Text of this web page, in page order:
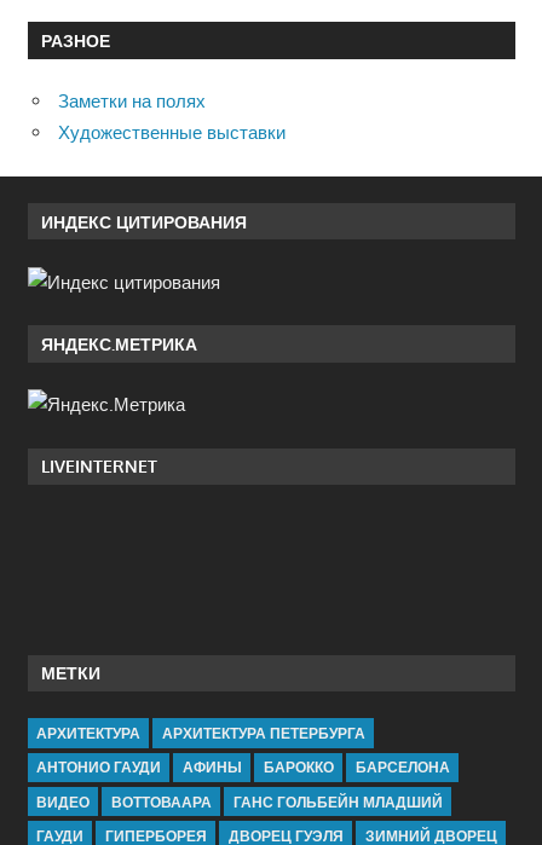
РАЗНОЕ
Заметки на полях
Художественные выставки
ИНДЕКС ЦИТИРОВАНИЯ
ЯНДЕКС.МЕТРИКА
LIVEINTERNET
МЕТКИ
АРХИТЕКТУРА
АРХИТЕКТУРА ПЕТЕРБУРГА
АНТОНИО ГАУДИ
АФИНЫ БАРОККО
БАРСЕЛОНА
ВИДЕО
ВОТТОВААРА
ГАНС ГОЛЬБЕЙН МЛАДШИЙ
ГАУДИ
ГИПЕРБОРЕЯ ДВОРЕЦ ГУЭЛЯ ЗИМНИЙ ДВОРЕЦ